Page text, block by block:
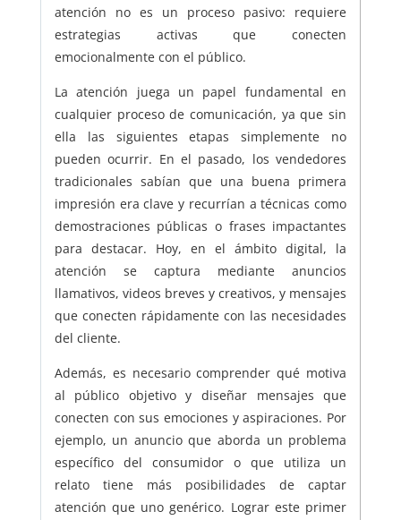
atención no es un proceso pasivo: requiere
estrategias activas que conecten
emocionalmente con el público.
La atención juega un papel fundamental en
cualquier proceso de comunicación, ya que sin
ella las siguientes etapas simplemente no
pueden ocurrir. En el pasado, los vendedores
tradicionales sabían que una buena primera
impresión era clave y recurrían a técnicas como
demostraciones públicas o frases impactantes
para destacar. Hoy, en el ámbito digital, la
atención se captura mediante anuncios
llamativos, videos breves y creativos, y mensajes
que conecten rápidamente con las necesidades
del cliente.
Además, es necesario comprender qué motiva
al público objetivo y diseñar mensajes que
conecten con sus emociones y aspiraciones. Por
ejemplo, un anuncio que aborda un problema
específico del consumidor o que utiliza un
relato tiene más posibilidades de captar
atención que uno genérico. Lograr este primer